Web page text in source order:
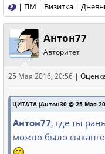
| ПМ | Визитка |
Антон77
Авторитет
25 Мая 2016, 20:56 |
ЦИТАТА (Антон30 @ 25 Мая
Антон77, где ты
можно было